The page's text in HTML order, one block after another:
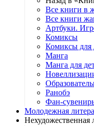
Все книги в
Все книги
Артбуки.
Комиксы
Комиксы для
Манга
Манга для
Ранобэ
Фан-
Молодежная
Нехудожественная